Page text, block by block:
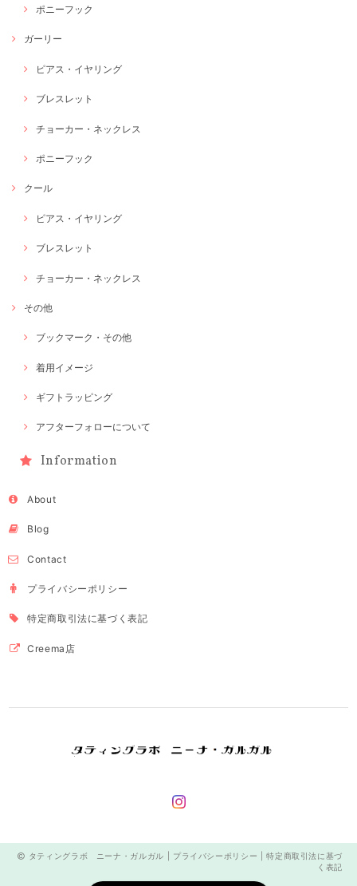
ポニーフック
ガーリー
ピアス・イヤリング
ブレスレット
チョーカー・ネックレス
ポニーフック
クール
ピアス・イヤリング
ブレスレット
チョーカー・ネックレス
その他
ブックマーク・その他
着用イメージ
ギフトラッピング
アフターフォローについて
Information
About
Blog
Contact
プライバシーポリシー
特定商取引法に基づく表記
Creema店
タティングラボ ニーナ・ガルガル | プライバシーポリシー |特定商取引法に基づ
く表記